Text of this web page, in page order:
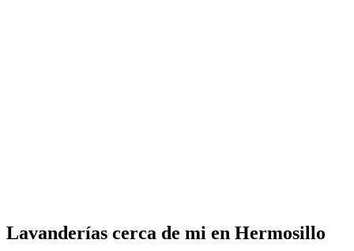
Lavanderías cerca de mi en Hermosillo